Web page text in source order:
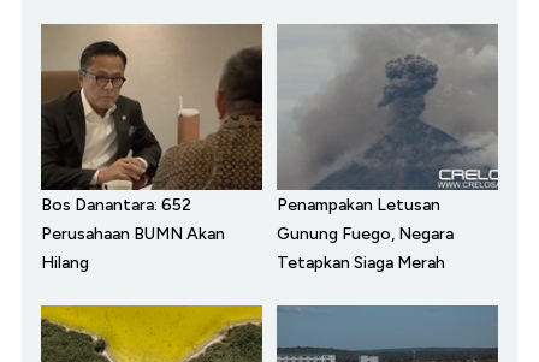
Bos Danantara: 652
Perusahaan BUMN Akan
Hilang
Penampakan Letusan
Gunung Fuego, Negara
Tetapkan Siaga Merah